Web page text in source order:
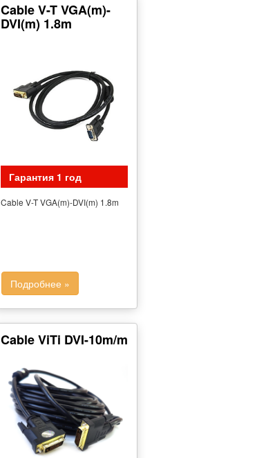
Cable V-T VGA(m)-
DVI(m) 1.8m
Гарантия 1 год
Cable V-T VGA(m)-DVI(m) 1.8m
Подробнее »
Cable ViTi DVI-10m/m